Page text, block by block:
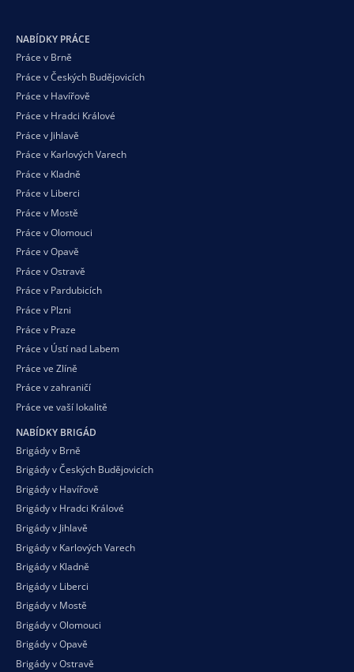
NABÍDKY PRÁCE
Práce v Brně
Práce v Českých Budějovicích
Práce v Havířově
Práce v Hradci Králové
Práce v Jihlavě
Práce v Karlových Varech
Práce v Kladně
Práce v Liberci
Práce v Mostě
Práce v Olomouci
Práce v Opavě
Práce v Ostravě
Práce v Pardubicích
Práce v Plzni
Práce v Praze
Práce v Ústí nad Labem
Práce ve Zlíně
Práce v zahraničí
Práce ve vaší lokalitě
NABÍDKY BRIGÁD
Brigády v Brně
Brigády v Českých Budějovicích
Brigády v Havířově
Brigády v Hradci Králové
Brigády v Jihlavě
Brigády v Karlových Varech
Brigády v Kladně
Brigády v Liberci
Brigády v Mostě
Brigády v Olomouci
Brigády v Opavě
Brigády v Ostravě